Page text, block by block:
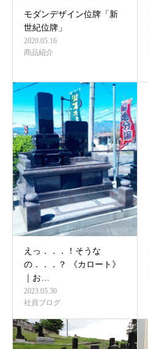
モダンデザイン位牌「新
世紀位牌」
2020.05.16
商品紹介
えっ．．．！そうな
の．．．？ 《カロート》
｜お…
2023.05.30
社員ブログ